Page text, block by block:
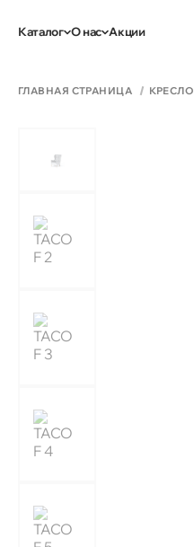
Каталог О нас Акции
ГЛАВНАЯ СТРАНИЦА КРЕСЛО